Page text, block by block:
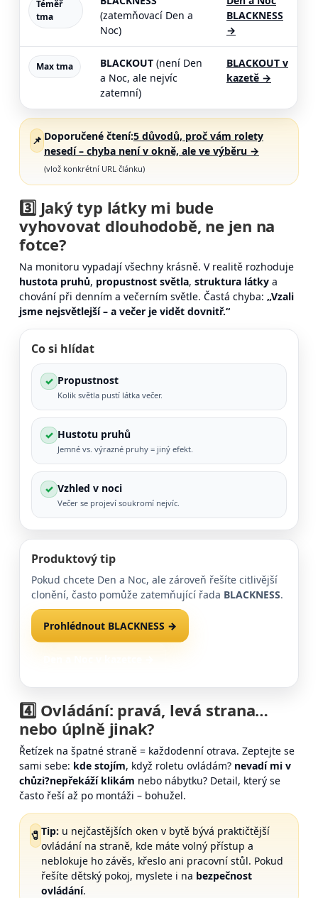
Téměř
tma
(zatemňovací Den a
Noc)
BLACKNESS
→
Max tma BLACKOUT (není Den
a Noc, ale nejvíc
zatemní)
BLACKOUT v
kazetě →
📌 Doporučené čtení:5 důvodů, proč vám rolety
nesedí – chyba není v okně, ale ve výběru→
(vlož konkrétní URL článku)
3️⃣ Jakýtyp látkymi bude
vyhovovat dlouhodobě, ne jen na
fotce?
Na monitoru vypadají všechny krásně. V realitě rozhoduje
hustota pruhů, propustnost světla, struktura látky a
chování při denním a večerním světle. Častá chyba: „Vzali
jsme nejsvětlejší – a večer je vidět dovnitř.“
Co si hlídat
✓ Propustnost
Kolik světla pustí látka večer.
✓ Hustotu pruhů
Jemné vs. výrazné pruhy = jiný efekt.
✓ Vzhled v noci
Večer se projeví soukromí nejvíc.
Produktový tip
Pokud chcete Den a Noc, ale zároveň řešíte citlivější
clonění, často pomůže zatemňující řada BLACKNESS.
Prohlédnout BLACKNESS →
4️⃣ Ovládání: pravá, levá strana…
nebo úplně jinak?
Řetízek na špatné straně = každodenní otrava. Zeptejte se
sami sebe: kde stojím, když roletu ovládám? nevadí mi v
chůzi?nepřekáží klikám nebo nábytku? Detail, který se
často řeší až po montáži – bohužel.
🧷 Tip: u nejčastějších oken v bytě bývá praktičtější
ovládání na straně, kde máte volný přístup a
neblokuje ho závěs, křeslo ani pracovní stůl. Pokud
řešíte dětský pokoj, myslete i na bezpečnost
ovládání.